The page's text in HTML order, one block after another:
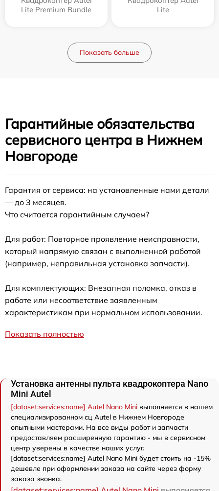
Lite Premium Bundle
Lite
Показать больше
Гарантийные обязательства
сервисного центра в Нижнем
Новгороде
Гарантия от сервиса: на установленные нами детали
— до 3 месяцев.
Что считается гарантийным случаем?
Для работ: Повторное проявление неисправности,
который напрямую связан с выполненной работой
(например, неправильная установка запчасти).
Для комплектующих: Внезапная поломка, отказ в
работе или несоответствие заявленным
характеристикам при нормальном использовании.
Показать полностью
Установка антенны пульта квадрокоптера Nano
Mini Autel
[dataset:services:name] Autel Nano Mini выполняется в нашем
специализированном сц Autel в Нижнем Новгороде
опытными мастерами. На все виды работ и запчасти
предоставляем расширенную гарантию - мы в сервисном
центр уверены в качестве наших услуг.
[dataset:services:name] Autel Nano Mini будет стоить на -15%
дешевле при оформлении заказа на сайте через форму
заказа звонка.